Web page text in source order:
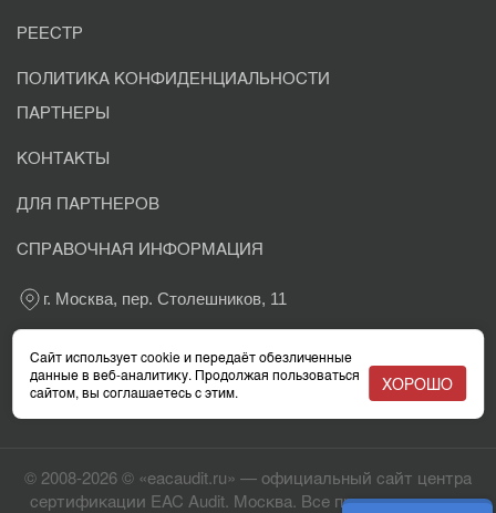
РЕЕСТР
ПОЛИТИКА КОНФИДЕНЦИАЛЬНОСТИ
ПАРТНЕРЫ
КОНТАКТЫ
ДЛЯ ПАРТНЕРОВ
СПРАВОЧНАЯ ИНФОРМАЦИЯ
г. Москва, пер. Столешников, 11
info@eacaudit.ru
© 2008-2026 © «eacaudit.ru» — официальный сайт центра
сертификации EAC Audit. Москва. Все права защищены
Сайт использует cookie и передаёт обезличенные
данные в веб-аналитику. Продолжая пользоваться
сайтом, вы соглашаетесь с этим.
ХОРОШО